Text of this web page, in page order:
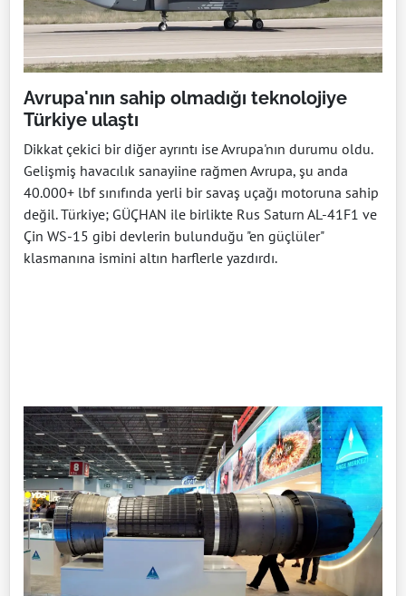
Avrupa'nın sahip olmadığı teknolojiye
Türkiye ulaştı
Dikkat çekici bir diğer ayrıntı ise Avrupa'nın durumu oldu.
Gelişmiş havacılık sanayiine rağmen Avrupa, şu anda
40.000+ lbf sınıfında yerli bir savaş uçağı motoruna sahip
değil. Türkiye; GÜÇHAN ile birlikte Rus Saturn AL-41F1 ve
Çin WS-15 gibi devlerin bulunduğu "en güçlüler"
klasmanına ismini altın harflerle yazdırdı.